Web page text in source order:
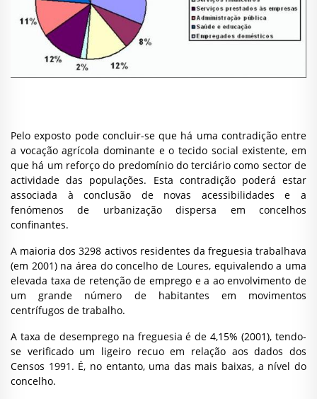
Pelo exposto pode concluir-se que há uma contradição entre
a vocação agrícola dominante e o tecido social existente, em
que há um reforço do predomínio do terciário como sector de
actividade das populações. Esta contradição poderá estar
associada à conclusão de novas acessibilidades e a
fenómenos de urbanização dispersa em concelhos
confinantes.
A maioria dos 3298 activos residentes da freguesia trabalhava
(em 2001) na área do concelho de Loures, equivalendo a uma
elevada taxa de retenção de emprego e a ao envolvimento de
um grande número de habitantes em movimentos
centrífugos de trabalho.
A taxa de desemprego na freguesia é de 4,15% (2001), tendo-
se verificado um ligeiro recuo em relação aos dados dos
Censos 1991. É, no entanto, uma das mais baixas, a nível do
concelho.